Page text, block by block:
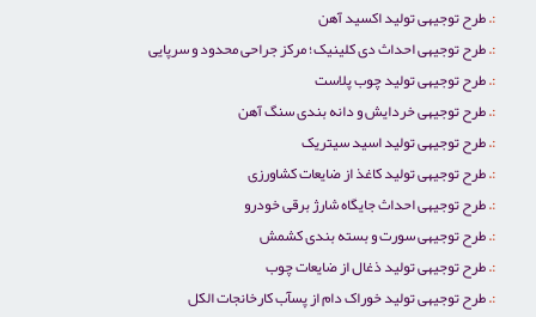
طرح توجیهی تولید اکسید آهن
طرح توجیهی احداث دی کلینیک؛ مرکز جراحی محدود و سرپایی
طرح توجیهی تولید چوب پلاست
طرح توجیهی خردایش و دانه بندی سنگ آهن
طرح توجیهی تولید اسید سیتریک
طرح توجیهی تولید کاغذ از ضایعات کشاورزی
طرح توجیهی احداث جایگاه شارژ برقی خودرو
طرح توجیهی سورت و بسته بندی کشمش
طرح توجیهی تولید ذغال از ضایعات چوب
طرح توجیهی تولید خوراک دام از پسآب کارخانجات الکل